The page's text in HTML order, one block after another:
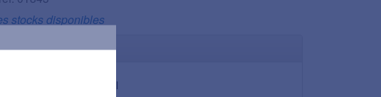
stocks disponibles
33,00 cl